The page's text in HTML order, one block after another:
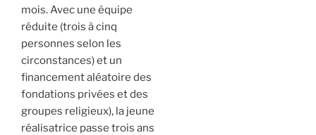
mois. Avec une équipe
réduite (trois à cinq
personnes selon les
circonstances) et un
financement aléatoire des
fondations privées et des
groupes religieux), la jeune
réalisatrice passe trois ans